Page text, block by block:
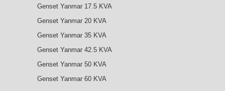
Genset Yanmar 17.5 KVA
Genset Yanmar 20 KVA
Genset Yanmar 35 KVA
Genset Yanmar 42.5 KVA
Genset Yanmar 50 KVA
Genset Yanmar 60 KVA